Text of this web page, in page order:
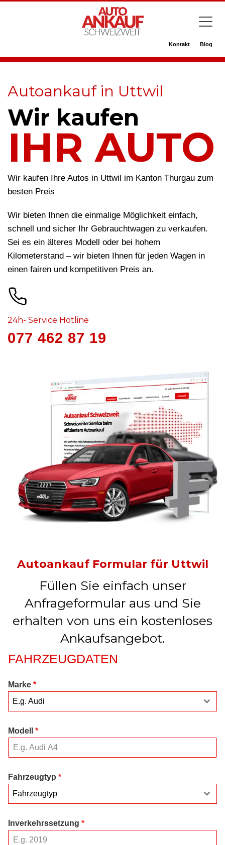
Kontakt Blog
Autoankauf in Uttwil
Wir kaufen
IHR AUTO
Wir kaufen Ihre Autos in Uttwil im Kanton Thurgau zum
besten Preis
Wir bieten Ihnen die einmalige Möglichkeit einfach,
schnell und sicher Ihr Gebrauchtwagen zu verkaufen.
Sei es ein älteres Modell oder bei hohem
Kilometerstand – wir bieten Ihnen für jeden Wagen in
einen fairen und kompetitiven Preis an.
24h- Service Hotline
077 462 87 19
Autoankauf Formular für Uttwil
Füllen Sie einfach unser
Anfrageformular aus und Sie
erhalten von uns ein kostenloses
Ankaufsangebot.
FAHRZEUGDATEN
Marke *
E.g. Audi
Modell *
Fahrzeugtyp *
Fahrzeugtyp
Inverkehrssetzung *